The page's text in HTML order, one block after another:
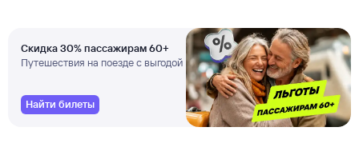
Скидка 30% пассажирам 60+
Путешествия на поезде с выгодой
Найти билеты